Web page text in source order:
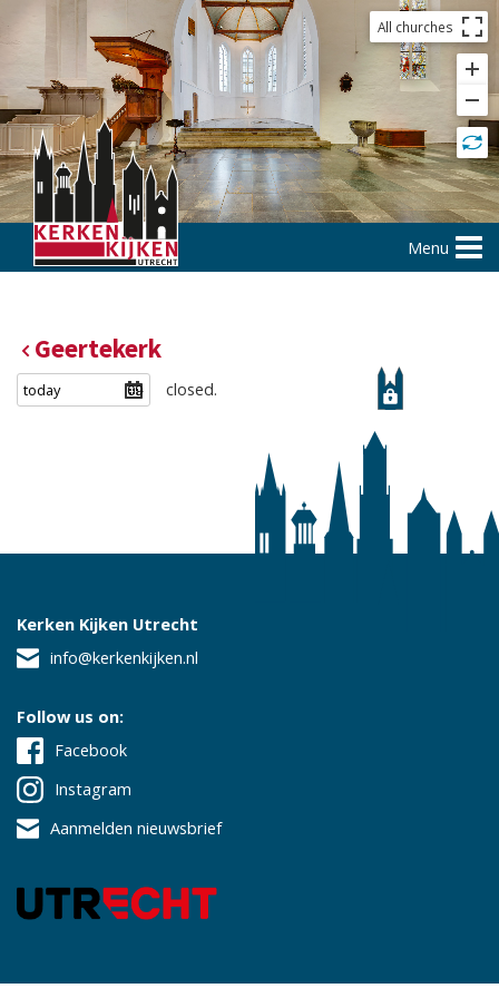
All churches
Menu
Geertekerk
closed.
Kerken Kijken Utrecht
info@kerkenkijken.nl
Follow us on:
Facebook
Instagram
Aanmelden nieuwsbrief